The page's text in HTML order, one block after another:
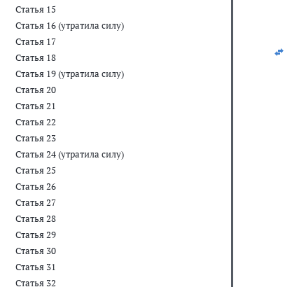
Статья 15
Статья 16 (утратила силу)
Статья 17
Статья 18
Статья 19 (утратила силу)
Статья 20
Статья 21
Статья 22
Статья 23
Статья 24 (утратила силу)
Статья 25
Статья 26
Статья 27
Статья 28
Статья 29
Статья 30
Статья 31
Статья 32